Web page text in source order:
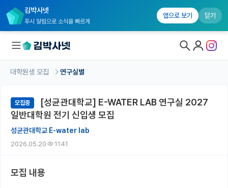
김박사넷
푸시 알림으로 소식을 빠르게
앱으로 보기 닫기
대학원생 모집 홈
기관별 모집 정보
연구실별 모집 정보
전공별 모집 정보
대학원생 모집 연구실별
모집중
[성균관대학교] E-WATER LAB 연구실 2027
일반대학원 전기 신입생 모집
성균관대학교 E-water lab
2026.05.20 1141
모집 내용